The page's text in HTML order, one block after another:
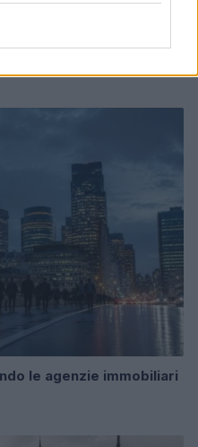
vantaggio competitivo
le agenzie immobiliari